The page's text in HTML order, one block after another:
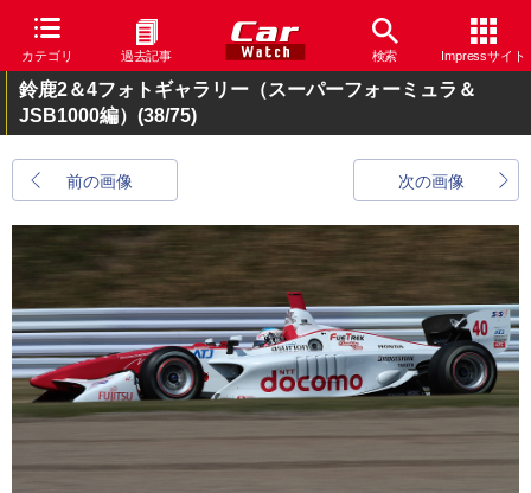
カテゴリ 過去記事 検索 Impressサイト
鈴鹿2＆4フォトギャラリー（スーパーフォーミュラ＆
JSB1000編） (38/75)
前の画像 次の画像